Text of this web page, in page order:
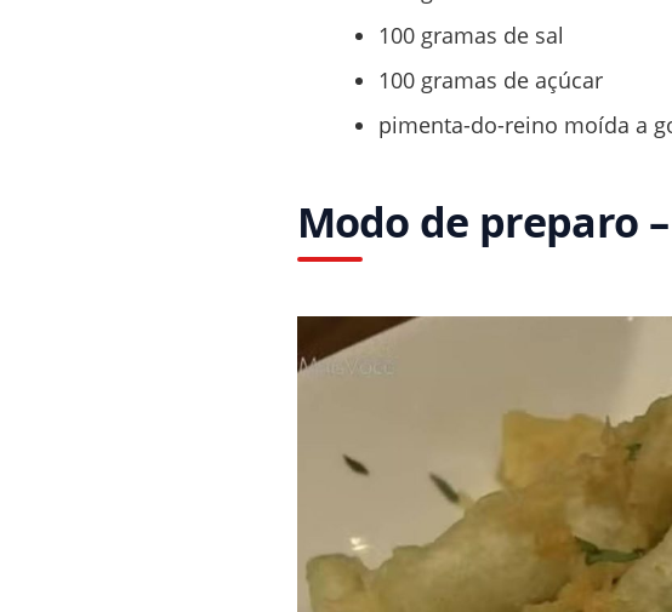
100 gramas de sal
100 gramas de açúcar
pimenta-do-reino moída a
Modo de preparo